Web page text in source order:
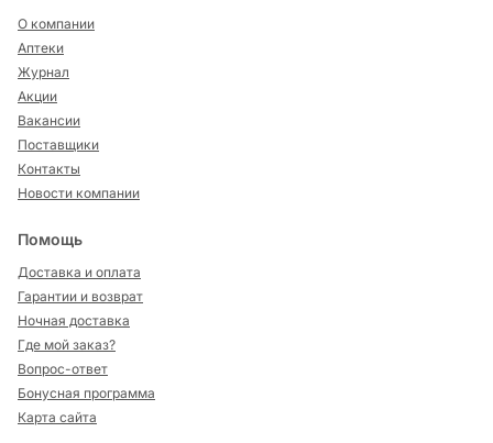
О компании
Аптеки
Журнал
Акции
Вакансии
Поставщики
Контакты
Новости компании
Помощь
Доставка и оплата
Гарантии и возврат
Ночная доставка
Где мой заказ?
Вопрос-ответ
Бонусная программа
Карта сайта